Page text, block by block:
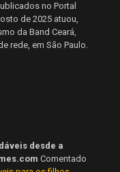
no Portal
de 2025 atuou,
da Band Ceará,
rede, em São Paulo.
desde a
Comentado